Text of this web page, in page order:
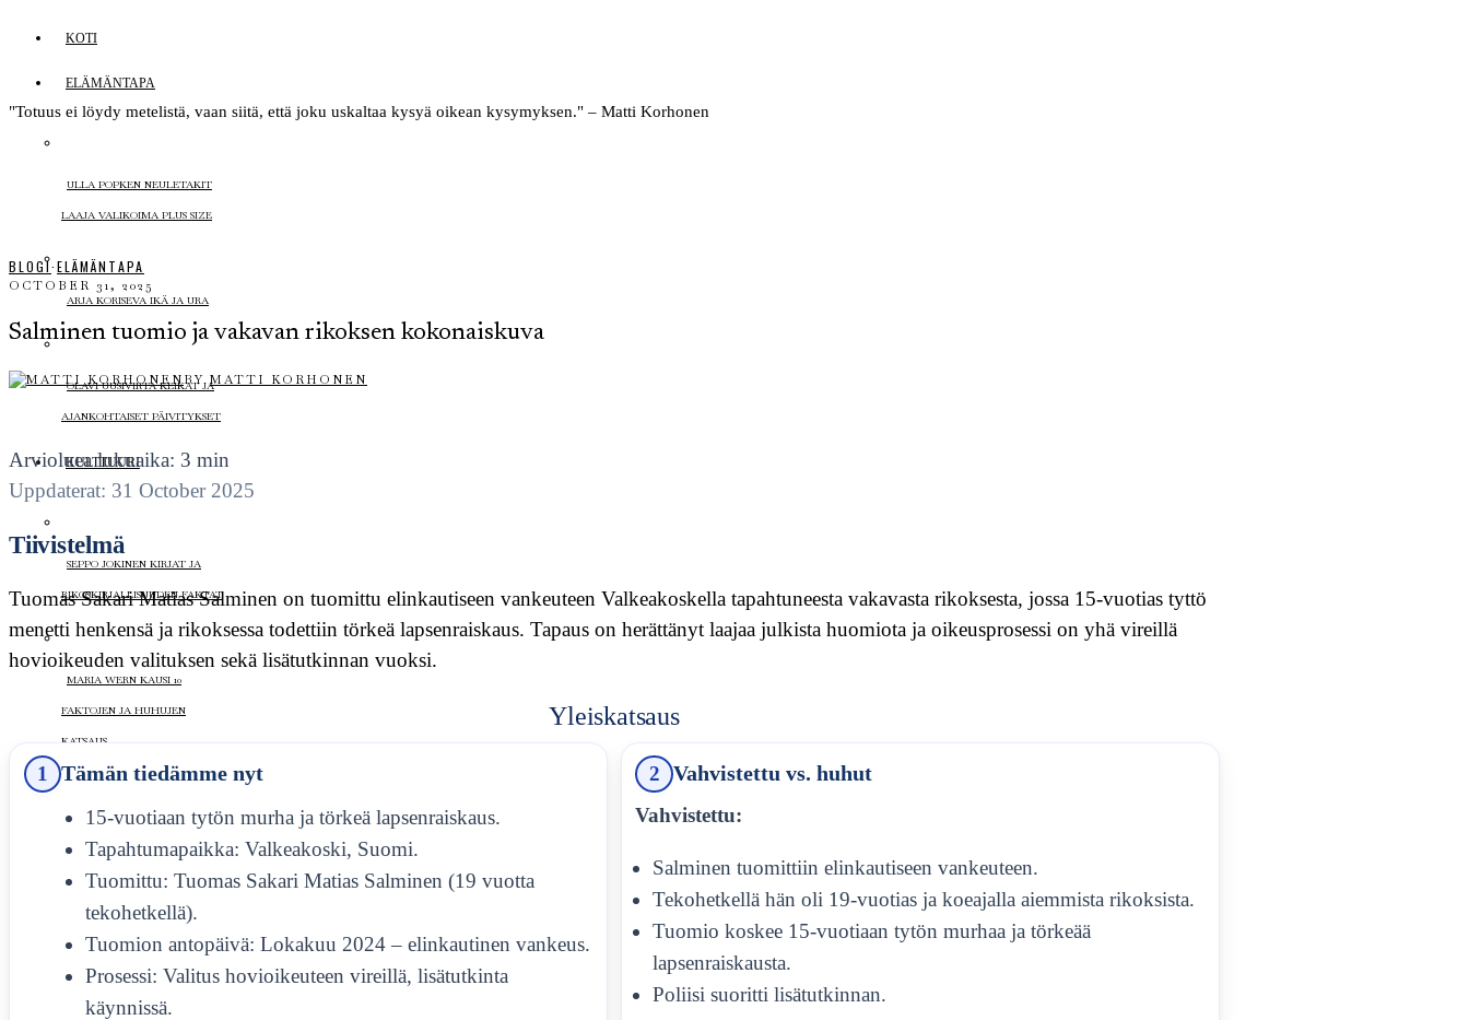
KOTI
ELÄMÄNTAPA
ULLA POPKEN NEULETAKIT
LAAJA VALIKOIMA PLUS SIZE
ARJA KORISEVA IKÄ JA URA
OLAVI UUSIVIRTA KEIKAT JA
AJANKOHTAISET PÄIVITYKSET
KULTTUURI
SEPPO JOKINEN KIRJAT JA
RIKOSKIRJALLISUUDEN FAKTAT
MARIA WERN KAUSI 10
FAKTOJEN JA HUHUJEN
KATSAUS
KARI HOTAKAINEN KIRJAT
UUSIN HELMI HERÄTTÄÄ
KESKUSTELUA
ELOKUVA
"Totuus ei löydy metelistä, vaan siitä, että joku uskaltaa kysyä oikean kysymyksen." – Matti Korhonen
BLOGI·ELÄMÄNTAPA
OCTOBER 31, 2025
Salminen tuomio ja vakavan rikoksen kokonaiskuva
BY MATTI KORHONEN
Arvioluea lukuaika: 3 min
Uppdaterat: 31 October 2025
Tiivistelmä
Tuomas Sakari Matias Salminen on tuomittu elinkautiseen vankeuteen Valkeakoskella tapahtuneesta vakavasta rikoksesta, jossa 15-vuotias tyttö
menetti henkensä ja rikoksessa todettiin törkeä lapsenraiskaus. Tapaus on herättänyt laajaa julkista huomiota ja oikeusprosessi on yhä vireillä
hovioikeuden valituksen sekä lisätutkinnan vuoksi.
Yleiskatsaus
1
Tämän tiedämme nyt
15-vuotiaan tytön murha ja törkeä lapsenraiskaus.
Tapahtumapaikka: Valkeakoski, Suomi.
Tuomittu: Tuomas Sakari Matias Salminen (19 vuotta
tekohetkellä).
Tuomion antopäivä: Lokakuu 2024 – elinkautinen vankeus.
Prosessi: Valitus hovioikeuteen vireillä, lisätutkinta
käynnissä.
2
Vahvistettu vs. huhut
Vahvistettu:
Salminen tuomittiin elinkautiseen vankeuteen.
Tekohetkellä hän oli 19-vuotias ja koeajalla aiemmista rikoksista.
Tuomio koskee 15-vuotiaan tytön murhaa ja törkeää
lapsenraiskausta.
Poliisi suoritti lisätutkinnan.